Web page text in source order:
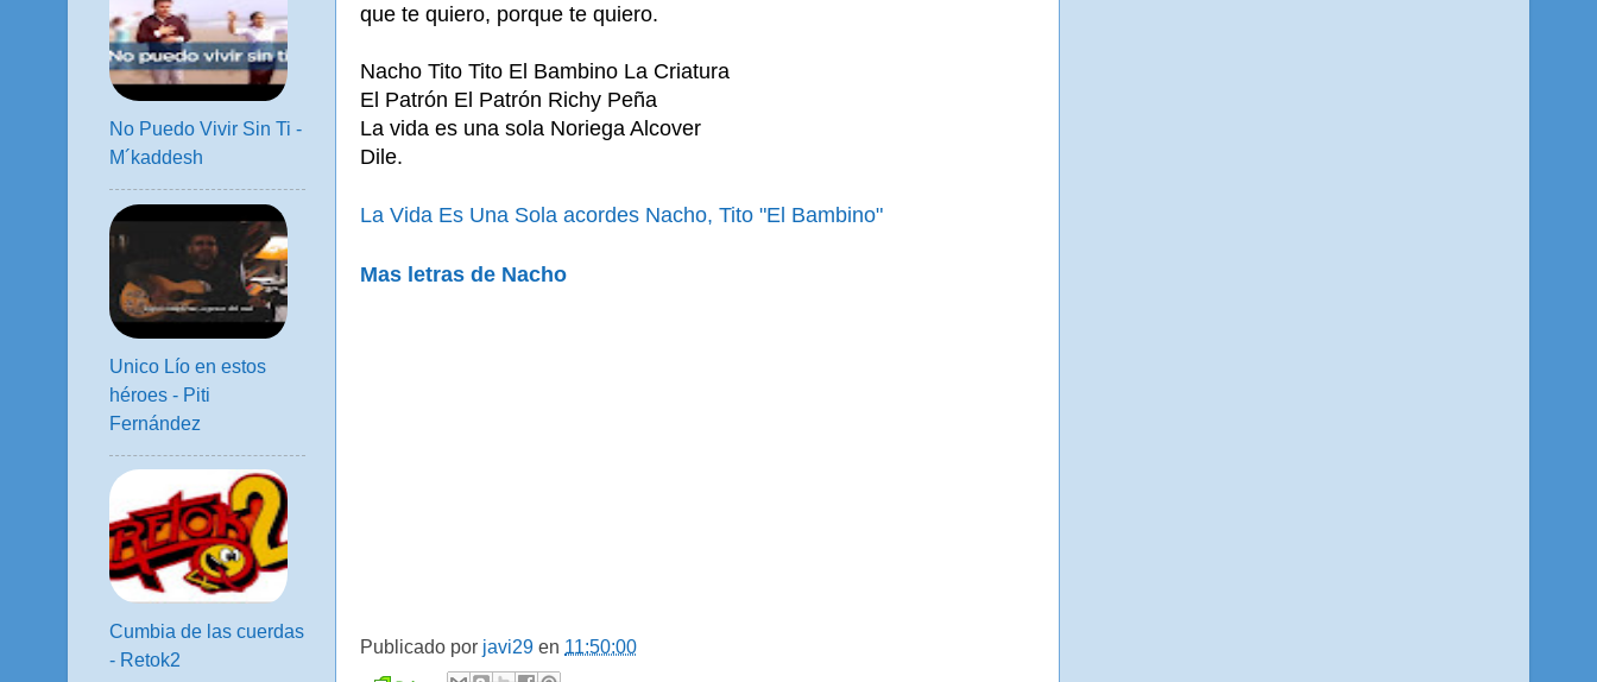
que te quiero, porque te quiero.
Nacho Tito Tito El Bambino La Criatura
El Patrón El Patrón Richy Peña
La vida es una sola Noriega Alcover
Dile.
La Vida Es Una Sola acordes Nacho, Tito "El Bambino"
Mas letras de Nacho
Publicado por javi29 en 11:50:00
No Puedo Vivir Sin Ti -
M´kaddesh
Unico Lío en estos
héroes - Piti
Fernández
Cumbia de las cuerdas
- Retok2